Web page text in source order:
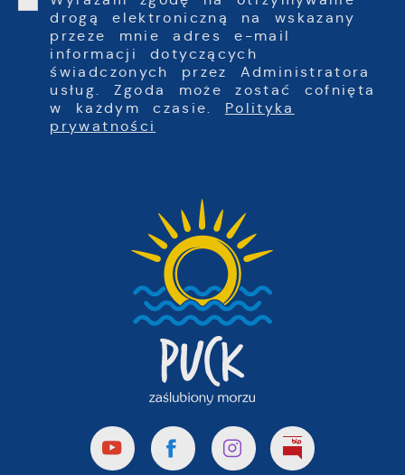
drogą elektroniczną na wskazany
przeze mnie adres e-mail
informacji dotyczących
świadczonych przez Administratora
usług. Zgoda może zostać cofnięta
w każdym czasie. Polityka
prywatności